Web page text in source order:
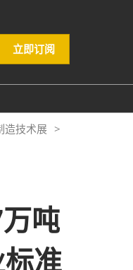
立即订阅
造技术展
吨
准